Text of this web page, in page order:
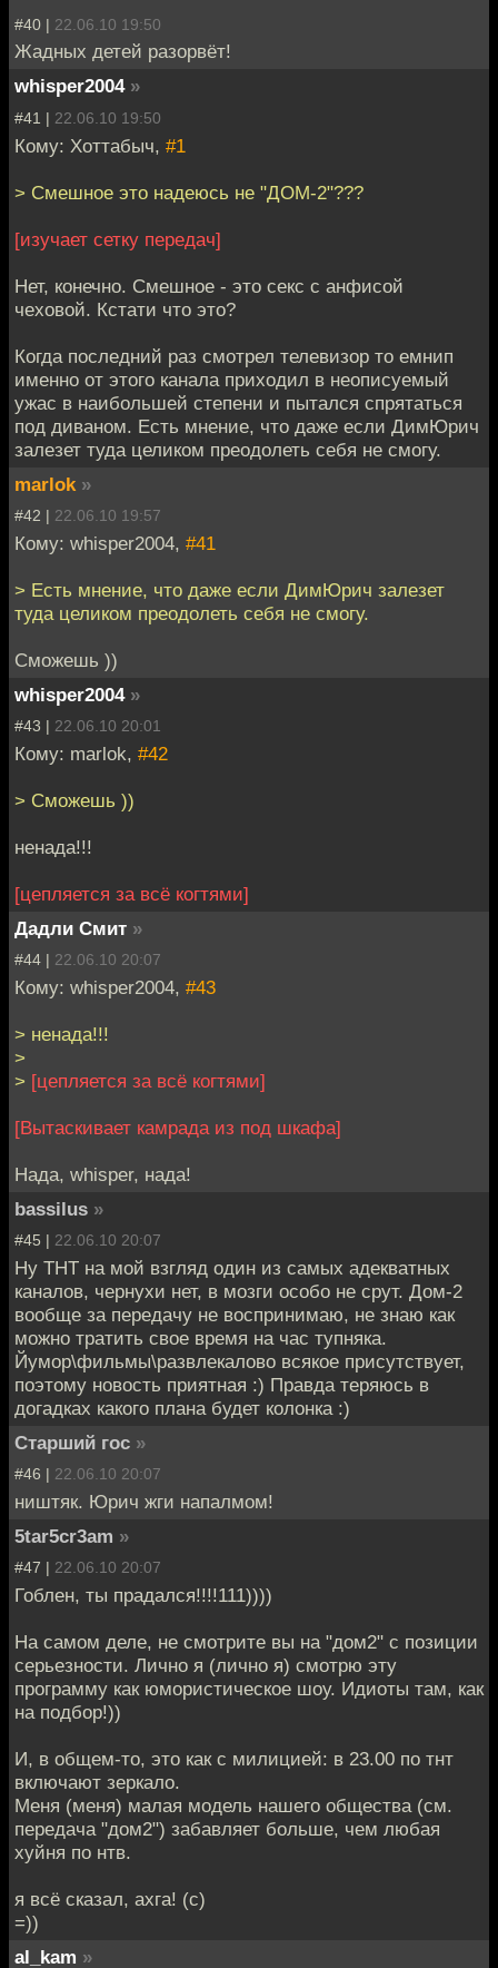
#40 | 22.06.10 19:50
Жадных детей разорвёт!
whisper2004 »
#41 | 22.06.10 19:50
Кому: Хоттабыч, #1
> Смешное это надеюсь не "ДОМ-2"???
[изучает сетку передач]
Нет, конечно. Смешное - это секс с анфисой
чеховой. Кстати что это?
Когда последний раз смотрел телевизор то емнип
именно от этого канала приходил в неописуемый
ужас в наибольшей степени и пытался спрятаться
под диваном. Есть мнение, что даже если ДимЮрич
залезет туда целиком преодолеть себя не смогу.
marlok »
#42 | 22.06.10 19:57
Кому: whisper2004, #41
> Есть мнение, что даже если ДимЮрич залезет
туда целиком преодолеть себя не смогу.
Сможешь ))
whisper2004 »
#43 | 22.06.10 20:01
Кому: marlok, #42
> Сможешь ))
ненада!!!
[цепляется за всё когтями]
Дадли Смит »
#44 | 22.06.10 20:07
Кому: whisper2004, #43
> ненада!!!
>
> [цепляется за всё когтями]
[Вытаскивает камрада из под шкафа]
Нада, whisper, нада!
bassilus »
#45 | 22.06.10 20:07
Ну ТНТ на мой взгляд один из самых адекватных
каналов, чернухи нет, в мозги особо не срут. Дом-2
вообще за передачу не воспринимаю, не знаю как
можно тратить свое время на час тупняка.
Йумор\фильмы\развлекалово всякое присутствует,
поэтому новость приятная :) Правда теряюсь в
догадках какого плана будет колонка :)
Старший гос »
#46 | 22.06.10 20:07
ништяк. Юрич жги напалмом!
5tar5cr3am »
#47 | 22.06.10 20:07
Гоблен, ты прадался!!!!111))))
На самом деле, не смотрите вы на "дом2" с позиции
серьезности. Лично я (лично я) смотрю эту
программу как юмористическое шоу. Идиоты там, как
на подбор!))
И, в общем-то, это как с милицией: в 23.00 по тнт
включают зеркало.
Меня (меня) малая модель нашего общества (см.
передача "дом2") забавляет больше, чем любая
хуйня по нтв.
я всё сказал, ахга! (с)
=))
al_kam »